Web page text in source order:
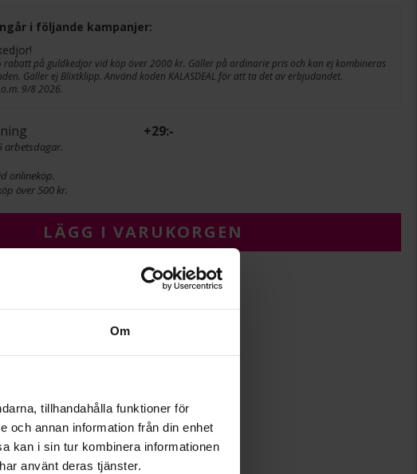
Om
tillhandahålla funktioner för
och annan information från din enhet
kan i sin tur kombinera informationen
använt deras tjänster.
i följande kampanjer:
rabatt på guldkedjor vid köp över 2000 kr. Gäller på ordinarie pris och kan ej kombineras
Gäller ej Blixtklipp. Använd koden KALASDEAL för att ta det av erbjudandet.
9/8 2026.
+29:-
arbetsdagar.
onlineköp.
över 500 kr.
LÄGG I VARUKORGEN
20
18K Gold
Rope chain
Ihålig kedja
8,60